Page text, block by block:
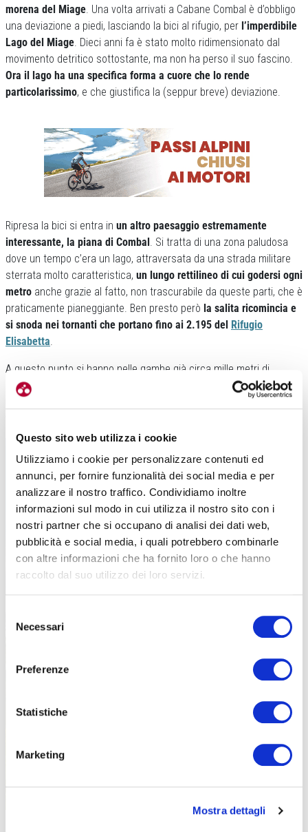
Questo sito web utilizza i cookie
Utilizziamo i cookie per personalizzare contenuti ed
annunci, per fornire funzionalità dei social media e per
analizzare il nostro traffico. Condividiamo inoltre
informazioni sul modo in cui utilizza il nostro sito con i
nostri partner che si occupano di analisi dei dati web,
pubblicità e social media, i quali potrebbero combinarle
con altre informazioni che ha fornito loro o che hanno
raccolto dal suo utilizzo dei loro servizi.
delNecessari
Preferenze
Statistiche
Marketing
Mostra dettagli
morena del Miage . Una volta arrivati a Cabane Combal è d’obbligo
una deviazione a piedi, lasciando la bici al rifugio, per l’imperdibile
Lago del Miage . Dieci anni fa è stato molto ridimensionato dal
movimento detritico sottostante, ma non ha perso il suo fascino.
Ora il lago ha una specifica forma a cuore che lo rende
particolarissimo, e che giustifica la (seppur breve) deviazione.
Ripresa la bici si entra in un altro paesaggio estremamente
interessante, la piana di Combal . Si tratta di una zona paludosa
dove un tempo c’era un lago, attraversata da una strada militare
sterrata molto caratteristica, un lungo rettilineo di cui godersi ogni
metro anche grazie al fatto, non trascurabile da queste parti, che è
praticamente pianeggiante. Ben presto però la salita ricomincia e
si snoda nei tornanti che portano fino ai 2.195 del Rifugio
Elisabetta
A questo punto si hanno nelle gambe già circa mille metri di
dislivello ed
è senz’altro consigliabile approfittare del rifugio per
una sosta dove riposarsi, ammirare il paesaggio e rifocillarsi, in
Ci sono anche dei tratti in cui tirare il fiato (foto courtesy of Courmayeur